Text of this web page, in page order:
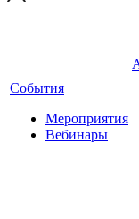
События
Мероприятия
Вебинары